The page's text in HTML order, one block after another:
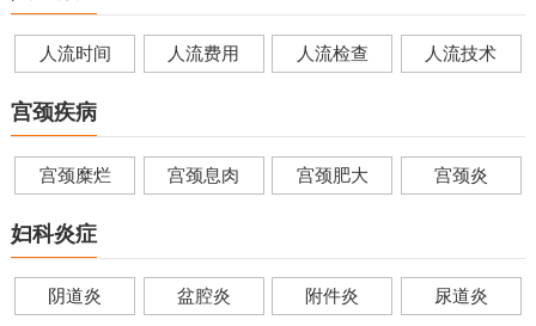
人流时间 人流费用 人流检查 人流技术
宫颈疾病
宫颈糜烂 宫颈息肉 宫颈肥大 宫颈炎
妇科炎症
阴道炎 盆腔炎 附件炎 尿道炎